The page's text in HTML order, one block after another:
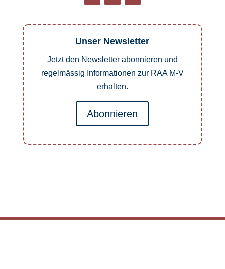
Unser Newsletter
Jetzt den Newsletter abonnieren und
regelmässig Informationen zur RAA M-V
erhalten.
Abonnieren